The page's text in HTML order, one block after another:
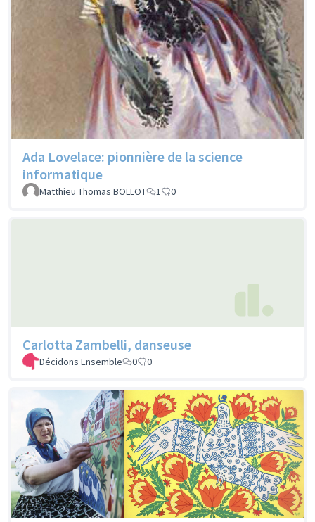
Ada Lovelace: pionnière de la science
informatique
Matthieu Thomas BOLLOT 1 0
Carlotta Zambelli, danseuse
Décidons Ensemble 0 0